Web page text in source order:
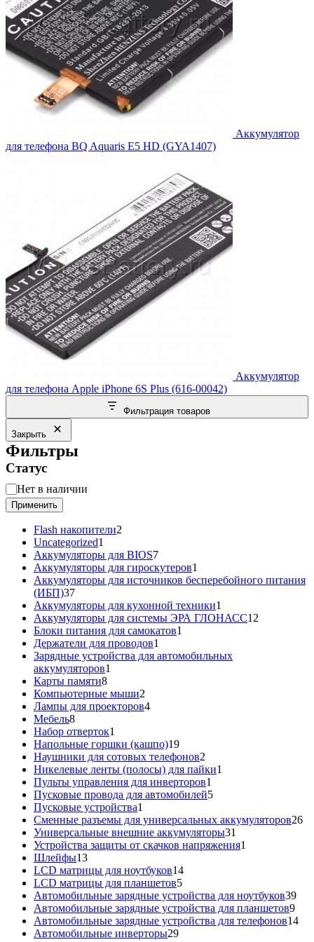
Аккумулятор
для телефона BQ Aquaris E5 HD (GYA1407)
Аккумулятор
для телефона Apple iPhone 6S Plus (616-00042)
Фильтрация товаров
Закрыть
Фильтры
Статус
Статус
Нет в наличии
Применить
Flash накопители2
Uncategorized1
товар
Аккумуляторы для BIOS77
товаров
Аккумуляторы для гироскутеров1
товар
Аккумуляторы для источников бесперебойного питания
(ИБП)3737
товаров
Аккумуляторы для кухонной техники1
товар
Аккумуляторы для системы ЭРА ГЛОНАСС12
Блоки питания для самокатов1
Держатели для проводов1
товар
Зарядные устройства для автомобильных
аккумуляторов1
Карты памяти88
товаров
Компьютерные мыши2
товара
Лампы для проекторов44
Мебель88
товаров
Набор отверток1
товар
Напольные горшки (кашпо)1919
товаров
Наушники для сотовых телефонов2
товара
Никелевые ленты (полосы) для пайки1
Пульты управления для инверторов1
товар
Пусковые провода для автомобилей55
Пусковые устройства1
товар
Сменные разъемы для универсальных аккумуляторов2626
Универсальные внешние аккумуляторы31
товар
Устройства защиты от скачков напряжения1
Шлейфы1313
товаров
LCD матрицы для ноутбуков1414
LCD матрицы для планшетов55
товаров
Автомобильные зарядные устройства для ноутбуков3939
Автомобильные зарядные устройства для планшетов99
Автомобильные зарядные устройства для телефонов1414
Автомобильные инверторы2929